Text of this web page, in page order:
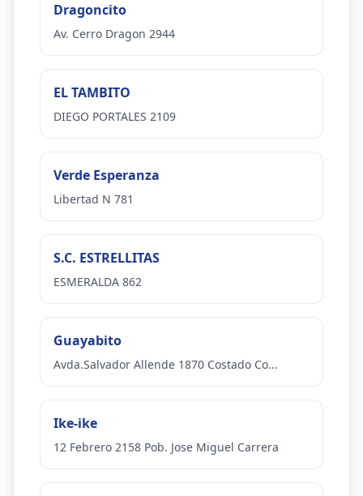
Dragoncito
Av. Cerro Dragon 2944
EL TAMBITO
DIEGO PORTALES 2109
Verde Esperanza
Libertad N 781
S.C. ESTRELLITAS
ESMERALDA 862
Guayabito
Avda.Salvador Allende 1870 Costado Co...
Ike-ike
12 Febrero 2158 Pob. Jose Miguel Carrera